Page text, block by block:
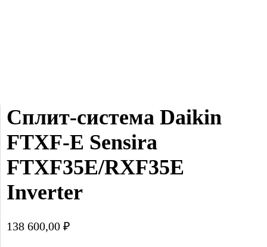
Сплит-система Daikin
FTXF-E Sensira
FTXF35E/RXF35E
Inverter
138 600,00 ₽